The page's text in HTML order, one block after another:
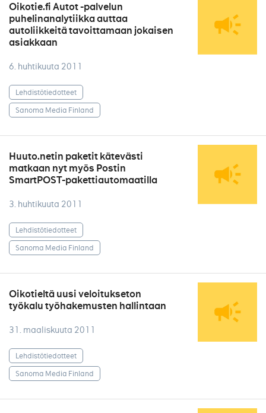
Oikotie.fi Autot -palvelun
puhelinanalytiikka auttaa
autoliikkeitä tavoittamaan jokaisen
asiakkaan
6. huhtikuuta 2011
Lehdistötiedotteet
Sanoma Media Finland
Huuto.netin paketit kätevästi
matkaan nyt myös Postin
SmartPOST-pakettiautomaatilla
3. huhtikuuta 2011
Lehdistötiedotteet
Sanoma Media Finland
Oikotieltä uusi veloitukseton
työkalu työhakemusten hallintaan
31. maaliskuuta 2011
Lehdistötiedotteet
Sanoma Media Finland